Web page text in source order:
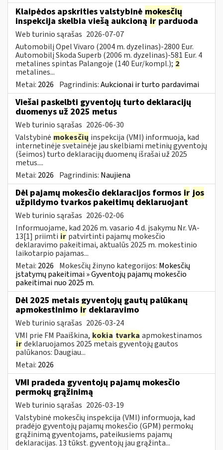
Klaipėdos apskrities valstybinė mokesčių
inspekcija skelbia viešą aukcionąirparduoda
Web turinio sąrašas 2026-07-07
Automobilį Opel Vivaro (2004 m. dyzelinas)-2800 Eur.
Automobilį Skoda Superb (2006 m. dyzelinas)-581 Eur. 4
metalines spintas Palangoje (140 Eur/kompl.); 2
metalines...
Metai: 2026 Pagrindinis:Aukcionai ir turto pardavimai
Viešai paskelbti gyventojų turto deklaracijų
duomenys už 2025 metus
Web turinio sąrašas 2026-06-30
Valstybinė mokesčių inspekcija (VMI) informuoja, kad
internetinėje svetainėje jau skelbiami metinių gyventojų
(šeimos) turto deklaracijų duomenų išrašai už 2025
metus....
Metai: 2026 Pagrindinis: Naujiena
Dėl pajamų mokesčio deklaracijos formos ir jos
užpildymo tvarkos pakeitimų deklaruojant
Web turinio sąrašas 2026-02-06
Informuojame, kad 2026 m. vasario 4 d. įsakymu Nr. VA-
13[1] priimti ir patvirtinti pajamų mokesčio
deklaravimo pakeitimai, aktualūs 2025 m. mokestinio
laikotarpio pajamas...
Metai: 2026 Mokesčių žinyno kategorijos: Mokesčių
įstatymų pakeitimai » Gyventojų pajamų mokesčio
pakeitimai nuo 2025 m.
Dėl 2025 metais gyventojų gautų palūkanų
apmokestinimo ir deklaravimo
Web turinio sąrašas 2026-03-24
VMI prie FM Paaiškina, kokia tvarka apmokestinamos
irdeklaruojamos 2025 metais gyventojų gautos
palūkanos: Daugiau...
Metai: 2026
VMI pradeda gyventojų pajamų mokesčio
permokų grąžinimą
Web turinio sąrašas 2026-03-19
Valstybinė mokesčių inspekcija (VMI) informuoja, kad
pradėjo gyventojų pajamų mokesčio (GPM) permokų
grąžinimą gyventojams, pateikusiems pajamų
deklaracijas. 13 tūkst. gyventojų jau grąžinta...